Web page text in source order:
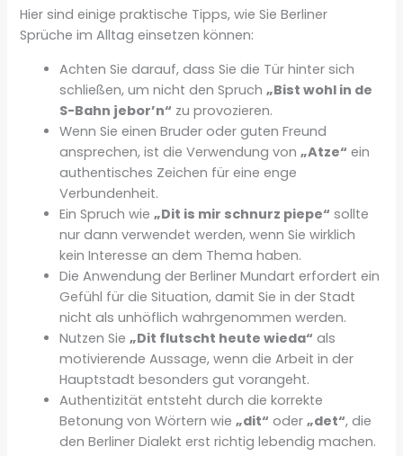
Hier sind einige praktische Tipps, wie Sie Berliner
Sprüche im Alltag einsetzen können:
Achten Sie darauf, dass Sie die Tür hinter sich
schließen, um nicht den Spruch„Bist wohl in de
S-Bahn jebor’n“ zu provozieren.
Wenn Sie einen Bruder oder guten Freund
ansprechen, ist die Verwendung von„Atze“ ein
authentisches Zeichen für eine enge
Verbundenheit.
Ein Spruch wie„Dit is mir schnurz piepe“ sollte
nur dann verwendet werden, wenn Sie wirklich
kein Interesse an dem Thema haben.
Die Anwendung der Berliner Mundart erfordert ein
Gefühl für die Situation, damit Sie in der Stadt
nicht als unhöflich wahrgenommen werden.
Nutzen Sie„Dit flutscht heute wieda“ als
motivierende Aussage, wenn die Arbeit in der
Hauptstadt besonders gut vorangeht.
Authentizität entsteht durch die korrekte
Betonung von Wörtern wie„dit“ oder„det“, die
den Berliner Dialekt erst richtig lebendig machen.